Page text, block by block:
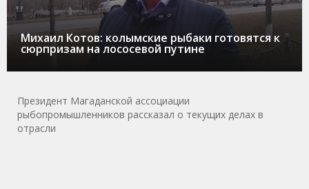
Михаил Котов: колымские рыбаки готовятся к
сюрпризам на лососевой путине
Президент Магаданской ассоциации
рыбопромышленников рассказал о текущих делах в
отрасли